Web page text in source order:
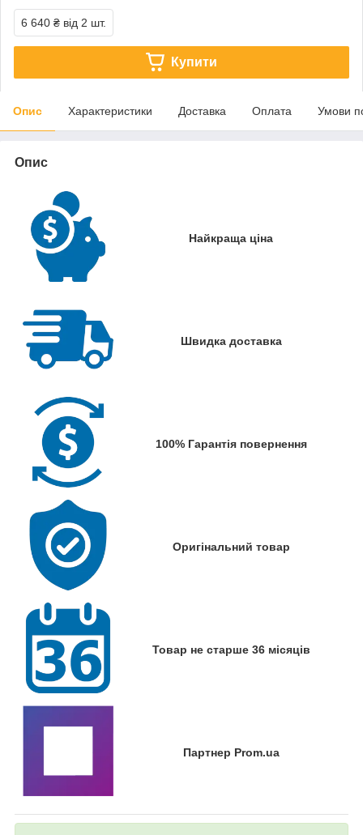
6 640 ₴ від 2 шт.
Купити
Опис Характеристики Доставка Оплата Умови
Опис
Найкраща ціна
Швидка доставка
100% Гарантія повернення
Оригінальний товар
Товар не старше 36 місяців
Партнер Prom.ua